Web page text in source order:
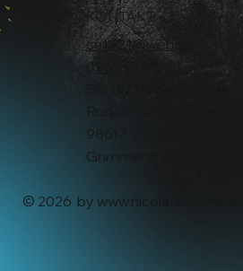
KONTAKT
sc1921@web.de
036949 21230
98617 Obermaßfeld-
Grimmenthal
© 2026 bywww.nicola-anders.de